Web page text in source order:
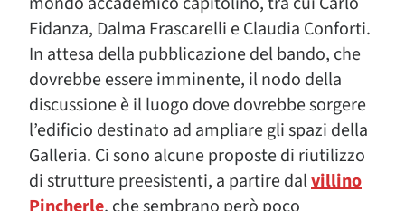
Fidanza, Dalma Frascarelli e Claudia Conforti.
In attesa della pubblicazione del bando, che
dovrebbe essere imminente, il nodo della
discussione è il luogo dove dovrebbe sorgere
l’edificio destinato ad ampliare gli spazi della
Galleria. Ci sono alcune proposte di riutilizzo
di strutture preesistenti, a partire dalvillino